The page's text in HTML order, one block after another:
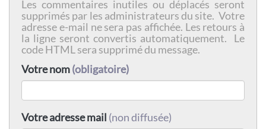
Les commentaires inutiles ou déplacés seront
supprimés par les administrateurs du site. Votre
adresse e-mail ne sera pas affichée. Les retours à
la ligne seront convertis automatiquement. Le
code HTML sera supprimé du message.
Votre nom(obligatoire)
Votre adresse mail (non diffusée)